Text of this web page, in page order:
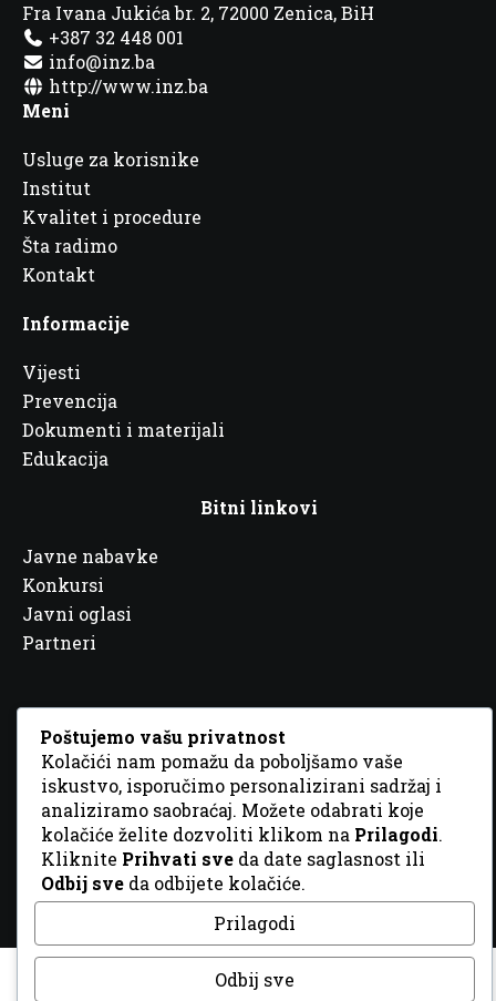
Fra Ivana Jukića br. 2, 72000 Zenica, BiH
+387 32 448 001
info@inz.ba
http://www.inz.ba
Meni
Usluge za korisnike
Institut
Kvalitet i procedure
Šta radimo
Kontakt
Informacije
Vijesti
Prevencija
Dokumenti i materijali
Edukacija
Bitni linkovi
Javne nabavke
Konkursi
Javni oglasi
Partneri
© 2026 Sva prava zadržana. DizajnGordonDM
Poštujemo vašu privatnost
Kolačići nam pomažu da poboljšamo vaše
iskustvo, isporučimo personalizirani sadržaj i
analiziramo saobraćaj. Možete odabrati koje
kolačiće želite dozvoliti klikom na Prilagodi.
Kliknite Prihvati sve da date saglasnost ili
Odbij sve da odbijete kolačiće.
Prilagodi
Odbij sve